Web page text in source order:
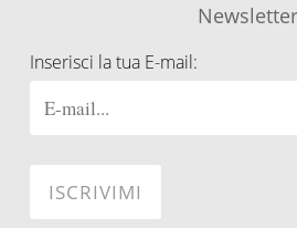
Newsletter
Inserisci la tua E-mail: